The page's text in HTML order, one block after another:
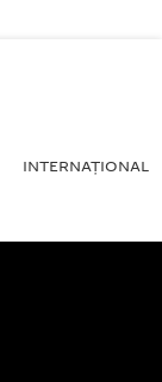
INTERNAŢIONAL